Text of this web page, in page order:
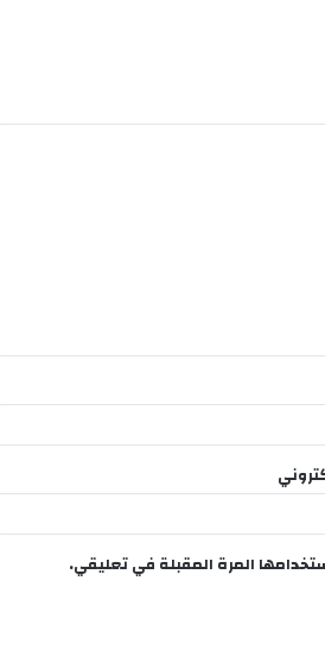
المرة المقبلة في تعليقي.